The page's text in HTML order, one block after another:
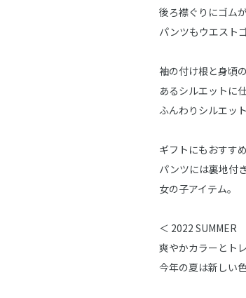
後ろ襟ぐりにゴム
パンツもウエスト
袖の付け根と身頃
あるシルエットに
ふんわりシルエッ
ギフトにもおすすめ
パンツには裏地付
女の子アイテム。
＜ 2022 SUMMER
爽やかカラーとト
今年の夏は新しい